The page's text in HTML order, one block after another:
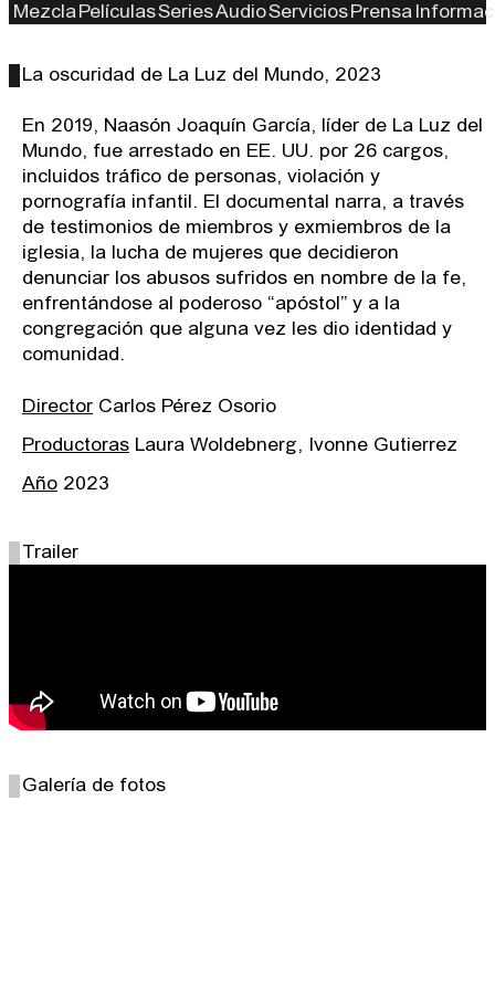
Mezcla PelículasSeriesAudioServicios Prensa
La oscuridad de La Luz del Mundo, 2023
En 2019, Naasón Joaquín García, líder de La Luz del
Mundo, fue arrestado en EE. UU. por 26 cargos,
incluidos tráfico de personas, violación y
pornografía infantil. El documental narra, a través
de testimonios de miembros y exmiembros de la
iglesia, la lucha de mujeres que decidieron
denunciar los abusos sufridos en nombre de la fe,
enfrentándose al poderoso “apóstol” y a la
congregación que alguna vez les dio identidad y
comunidad.
Director Carlos Pérez Osorio
Productoras Laura Woldebnerg, Ivonne Gutierrez
Año 2023
Trailer
Galería de fotos